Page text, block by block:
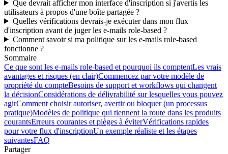
Que devrait afficher mon interface d'inscription si j'avertis les
utilisateurs à propos d'une boîte partagée ?
Quelles vérifications devrais-je exécuter dans mon flux
d'inscription avant de juger les e-mails role-based ?
Comment savoir si ma politique sur les e-mails role-based
fonctionne ?
Sommaire
Ce que sont les e-mails role-based et pourquoi ils comptentLes vrais
avantages et risques (en clair)Commencez par votre modèle de
propriété du compteBesoins de support et workflows qui changent
la décisionConsidérations de délivrabilité sur lesquelles vous pouvez
agirComment choisir autoriser, avertir ou bloquer (un processus
pratique)Modèles de politique qui tiennent la route dans les produits
courantsErreurs courantes et pièges à éviterVérifications rapides
pour votre flux d'inscriptionUn exemple réaliste et les étapes
suivantesFAQ
Partager